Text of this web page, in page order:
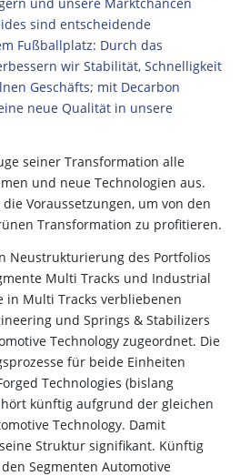
sind entscheidende
Fußballplatz: Durch das
wir Stabilität, Schnelligkeit
Geschäfts; mit Decarbon
neue Qualität in unsere
seiner Transformation alle
und neue Technologien aus.
Voraussetzungen, um von den
Transformation zu profitieren.
Neustrukturierung des Portfolios
Multi Tracks und Industrial
in Multi Tracks verbliebenen
und Springs & Stabilizers
Technology zugeordnet. Die
für beide Einheiten
Technologies (bislang
künftig aufgrund der gleichen
Technology. Damit
Struktur signifikant. Künftig
Segmenten Automotive